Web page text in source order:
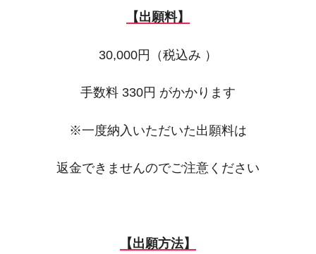
【出願料】
30,000円（税込み ）
手数料 330円 がかかります
※一度納入いただいた出願料は
返金できませんのでご注意ください
【出願方法】